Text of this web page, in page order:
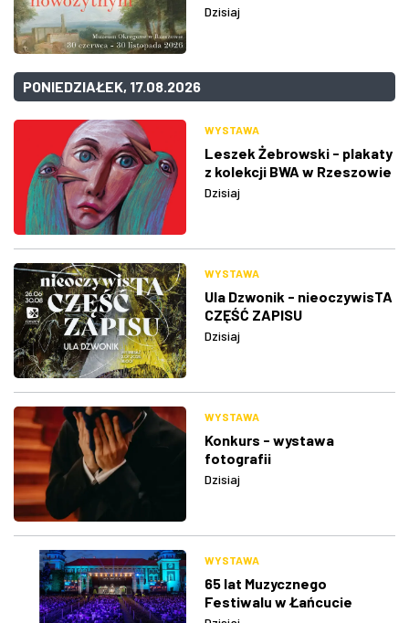
Dzisiaj
PONIEDZIAŁEK, 17.08.2026
WYSTAWA
Leszek Żebrowski - plakaty
z kolekcji BWA w Rzeszowie
Dzisiaj
WYSTAWA
Ula Dzwonik - nieoczywisTA
CZĘŚĆ ZAPISU
Dzisiaj
WYSTAWA
Konkurs - wystawa
fotografii
Dzisiaj
WYSTAWA
65 lat Muzycznego
Festiwalu w Łańcucie